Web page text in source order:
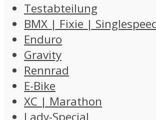
Testabteilung
BMX | Fixie |
Enduro
Gravity
Rennrad
E-Bike
XC | Marathon
Lady-Special